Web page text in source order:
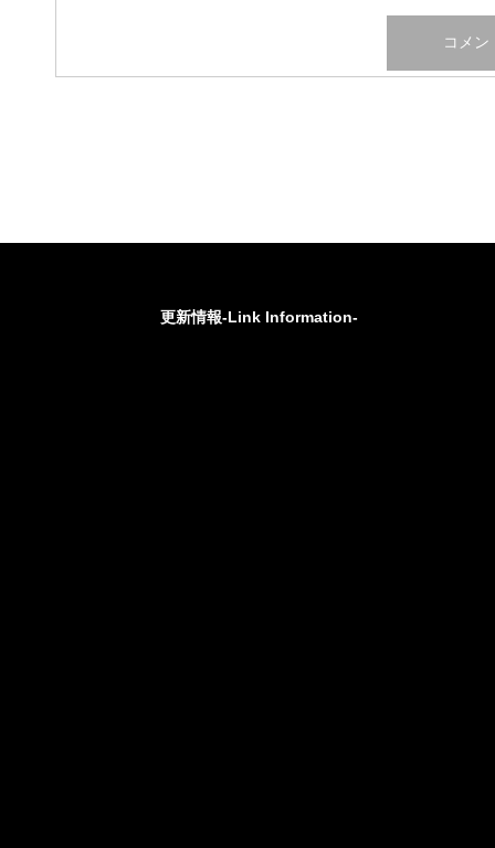
更新情報-Link Information-